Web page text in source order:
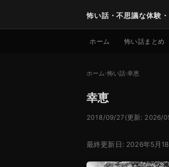
怖い話・不思議な体験
ホーム 怖い話まとめ
ホーム 怖い話 幸恵
幸恵
2018/09/27 (更新: 2026/
最終更新日: 2026年5月18